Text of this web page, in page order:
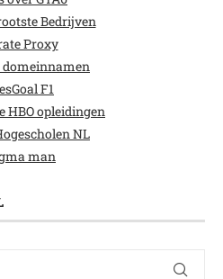
Bedrijven
Proxy
domeinnamen
F1
opleidingen
NL
man